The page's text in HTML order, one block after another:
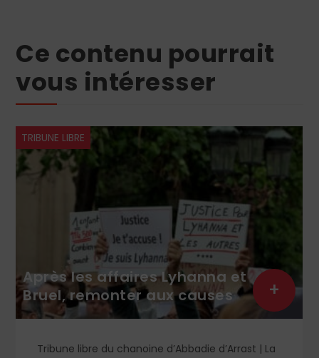
Ce contenu pourrait
vous intéresser
TRIBUNE LIBRE
Après les affaires Lyhanna et
Bruel, remonter aux causes
Tribune libre du chanoine d’Abbadie d’Arrast | La
+